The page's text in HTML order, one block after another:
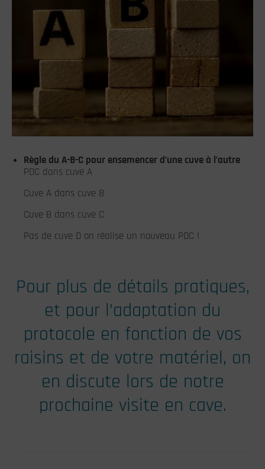
Règle du A-B-C pour ensemencer d’une cuve à l’autre
PDC dans cuve A
Cuve A dans cuve B
Cuve B dans cuve C
Pas de cuve D on réalise un nouveau PDC !
Pour plus de détails pratiques,
et pour l’adaptation du
protocole en fonction de vos
raisins et de votre matériel, on
en discute lors de notre
prochaine visite en cave.